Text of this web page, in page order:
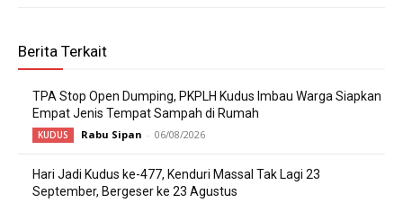
Berita Terkait
TPA Stop Open Dumping, PKPLH Kudus Imbau Warga Siapkan
Empat Jenis Tempat Sampah di Rumah
KUDUS Rabu Sipan - 06/08/2026
Hari Jadi Kudus ke-477, Kenduri Massal Tak Lagi 23
September, Bergeser ke 23 Agustus